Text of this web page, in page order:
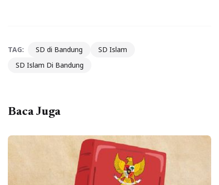
TAG: SD di Bandung
SD Islam
SD Islam Di Bandung
Baca Juga